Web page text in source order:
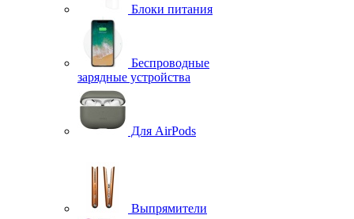
Блоки питания
Беспроводные
зарядные устройства
Для AirPods
Выпрямители